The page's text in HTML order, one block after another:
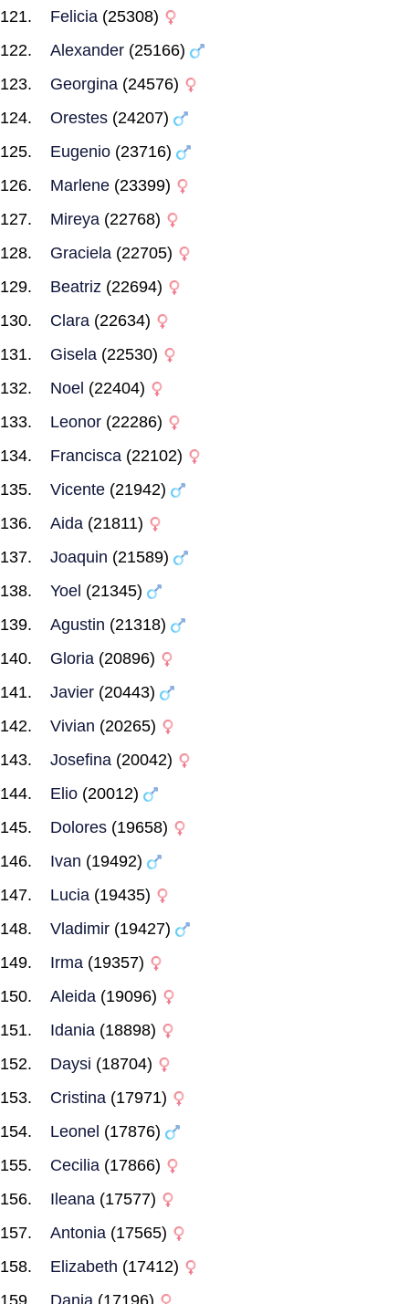
Felicia (25308)
Alexander (25166)
Georgina (24576)
Orestes (24207)
Eugenio (23716)
Marlene (23399)
Mireya (22768)
Graciela (22705)
Beatriz (22694)
Clara (22634)
Gisela (22530)
Noel (22404)
Leonor (22286)
Francisca (22102)
Vicente (21942)
Aida (21811)
Joaquin (21589)
Yoel (21345)
Agustin (21318)
Gloria (20896)
Javier (20443)
Vivian (20265)
Josefina (20042)
Elio (20012)
Dolores (19658)
Ivan (19492)
Lucia (19435)
Vladimir (19427)
Irma (19357)
Aleida (19096)
Idania (18898)
Daysi (18704)
Cristina (17971)
Leonel (17876)
Cecilia (17866)
Ileana (17577)
Antonia (17565)
Elizabeth (17412)
Dania (17196)